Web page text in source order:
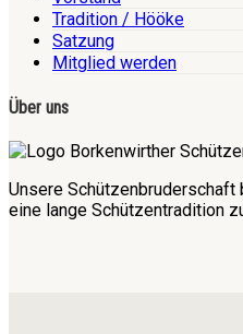
Tradition / Hööke
Satzung
Mitglied werden
Über uns
Unsere
eine lange Schützentradition